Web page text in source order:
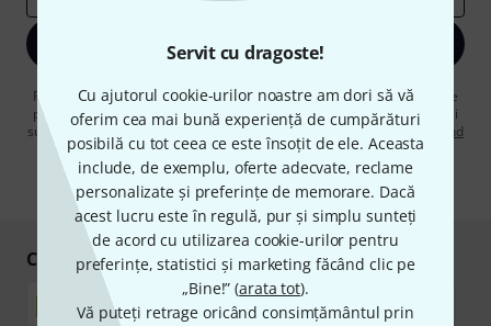
Servit cu dragoste!
Cu ajutorul cookie-urilor noastre am dori să vă
oferim cea mai bună experiență de cumpărături
posibilă cu tot ceea ce este însoțit de ele. Aceasta
include, de exemplu, oferte adecvate, reclame
personalizate și preferințe de memorare. Dacă
acest lucru este în regulă, pur și simplu sunteți
de acord cu utilizarea cookie-urilor pentru
preferințe, statistici și marketing făcând clic pe
„Bine!” (arata tot).
Vă puteți retrage oricând consimțământul prin
Înscrie-te acum
Făcând clic pe „Înscrie-te acum”, sunteți de acord să primiți publicitate
prin e-mail. Vă puteți dezabona în orice moment. Puteți găsi informații
suplimentare despre buletinul informativ înregulamentul nostru privind
protecția datelor.
* Necesar
Cumpărați și plătiți în siguranță